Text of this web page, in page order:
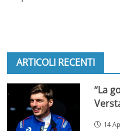
ARTICOLI RECENTI
“La
14